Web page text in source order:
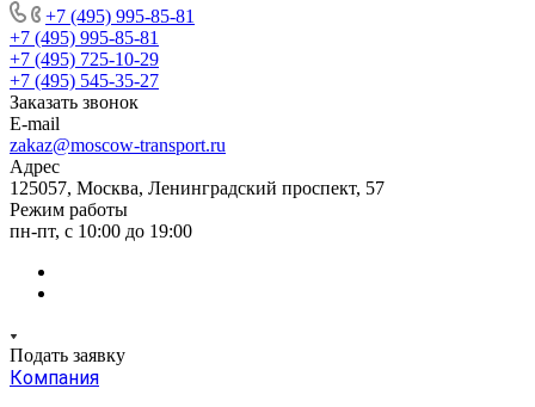
+7 (495) 995-85-81
+7 (495) 995-85-81
+7 (495) 725-10-29
+7 (495) 545-35-27
Заказать звонок
E-mail
zakaz@moscow-transport.ru
Адрес
125057, Москва, Ленинградский проспект, 57
Режим работы
пн-пт, с 10:00 до 19:00
Подать заявку
Компания